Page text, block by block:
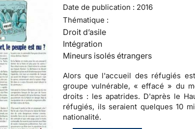
Date de publication : 2016
Thématique :
Droit d’asile
Intégration
Mineurs isolés étrangers
Alors que l'accueil des réfugiés
groupe vulnérable, « effacé » du
droits : les apatrides. D'après le
réfugiés, ils seraient quelques 10
nationalité.